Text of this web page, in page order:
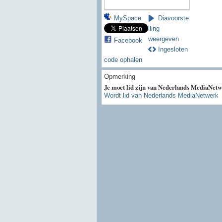
MySpace
Facebook
Diavoorste
lling
weergeven
Ingesloten
code ophalen
Opmerking
Je moet lid zijn van Nederlands
Wordt lid van Nederlands MediaNetwerk